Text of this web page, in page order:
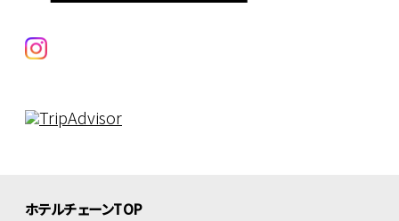
ホテルチェーンTOP